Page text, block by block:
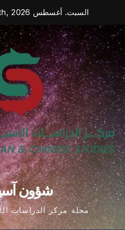
content
السبت. أغسطس 8th, 2026
شؤون
مجلة مركز الدراسات